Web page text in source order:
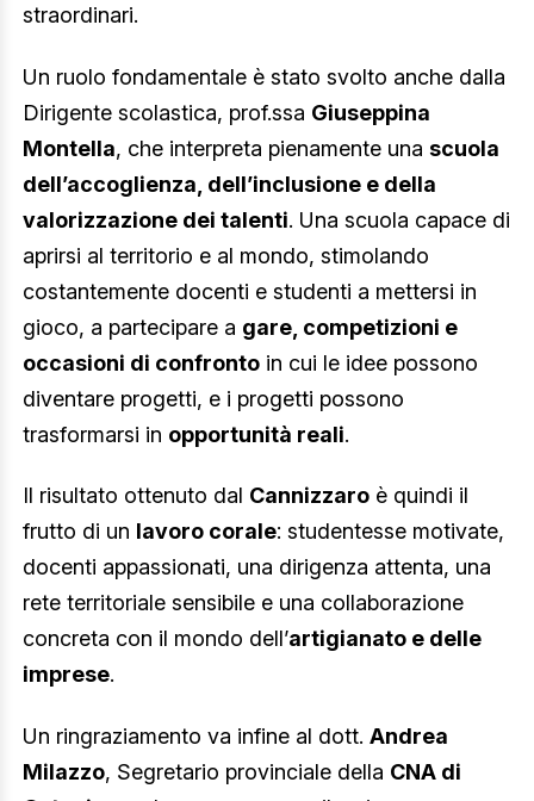
straordinari.
Un ruolo fondamentale è stato svolto anche dalla
Dirigente scolastica, prof.ssa Giuseppina
Montella, che interpreta pienamente una scuola
dell’accoglienza, dell’inclusione e della
valorizzazione dei talenti. Una scuola capace di
aprirsi al territorio e al mondo, stimolando
costantemente docenti e studenti a mettersi in
gioco, a partecipare a gare, competizioni e
occasioni di confronto in cui le idee possono
diventare progetti, e i progetti possono
trasformarsi in opportunità reali.
Il risultato ottenuto dal Cannizzaro è quindi il
frutto di un lavoro corale: studentesse motivate,
docenti appassionati, una dirigenza attenta, una
rete territoriale sensibile e una collaborazione
concreta con il mondo dell’artigianato e delle
imprese.
Un ringraziamento va infine al dott. Andrea
Milazzo, Segretario provinciale della CNA di